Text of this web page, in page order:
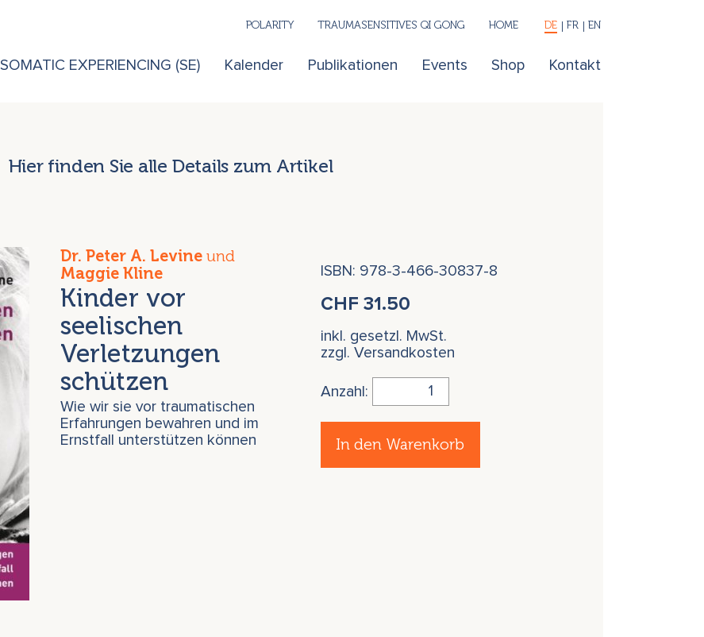
SOMATIC EXPERIENCING (SE) Kalender Publikationen Events Shop Kontakt
POLARITY TRAUMASENSITIVES QI GONG HOME DE FR EN
Hier finden Sie alle Details zum Artikel
Dr. Peter A. Levineund
Maggie Kline
Kinder vor
seelischen
Verletzungen
schützen
Wie wir sie vor traumatischen
Erfahrungen bewahren und im
Ernstfall unterstützen können
ISBN: 978-3-466-30837-8
CHF 31.50
inkl. gesetzl. MwSt.
zzgl. Versandkosten
Anzahl:
In den Warenkorb